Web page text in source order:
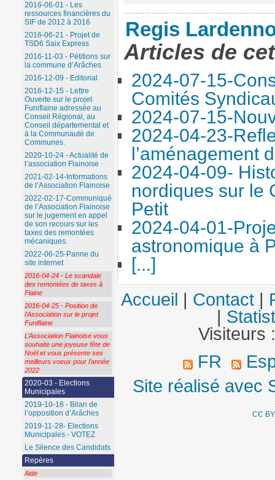
Regis
Articles de
2024-07-15-
Comités
2024-07-15-
2024-04-23-
l’aménagement
2024-04-09-
nordiques sur le
Petit
2024-04-01-
astronomique à
[...]
2016-06-01 - Les
ressources financières du
SIF de 2012 à 2016
2016-06-21 - Projet de
TSD6 Saix Express
2016-11-03 - Pétitions sur
la commune d’Arâches
2016-12-09 - Editorial
2016-12-15 - Lettre
Ouverte sur le projet
Funiflaine adressée au
Conseil Régional, au
Conseil départemental et
à la Communauté de
Communes.
2020-10-24 - Actualité de
l’association Flainoise
2021-02-14-Informations
de l’Association Flainoise
2022-02-17-Communiqué
de l’Association Flainoise
sur le jugement en appel
de son recours sur les
taxes des remontées
mécaniques.
2022-06-25-Panne du
site internet
2016-04-24 - Le scandale
des remontées de taxes à
Flaine
2016-04-25 - Position de
l’Association sur le projet
Funiflaine
L’Association Flainoise vous
souhaite une joyeuse fête de
Noël et vous présente ses
meilleurs voeux pour l’année
2022
2020-03 - Elections
Municipales
2019-10-18 - Bilan de
l’opposition d’Arâches
2019-11-28- Elections
Municipales - VOTEZ
Le Silence des Candidats
Repères
Aide
Accueil|Contact|
|
Visiteurs
FR
Site réalisé avec
CC